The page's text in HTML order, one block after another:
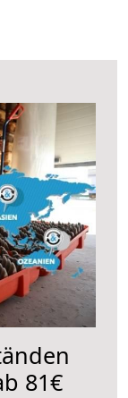
81€